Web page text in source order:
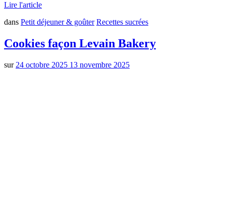
Lire l'article
dans Petit déjeuner & goûter Recettes sucrées
Cookies façon Levain Bakery
sur 24 octobre 2025 13 novembre 2025